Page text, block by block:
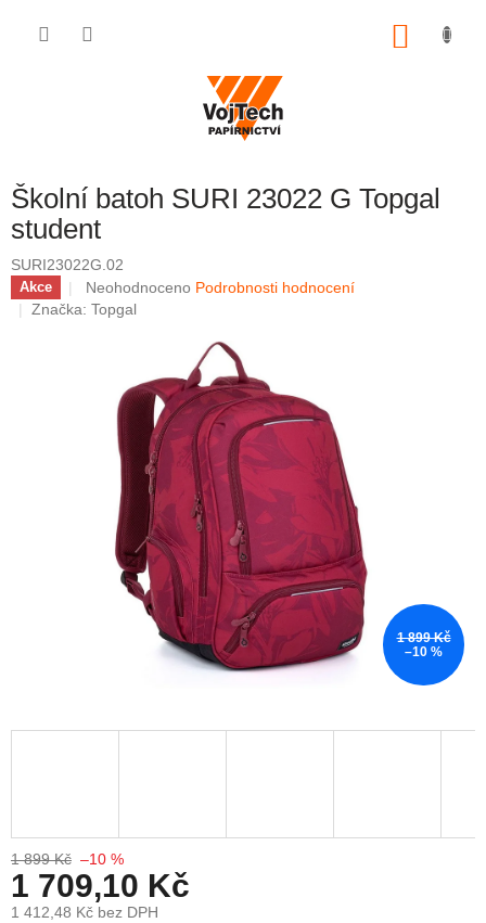
Školní batoh SURI 23022 G Topgal
student
SURI23022G.02
Akce Průměrné hodnocení produktu je 0,0 z 5 hvězdiček.
Neohodnoceno Podrobnosti hodnocení
Značka: Topgal
1 899 Kč
–10 %
1 899 Kč –10 %
1 709,10 Kč
1 412,48 Kč bez DPH